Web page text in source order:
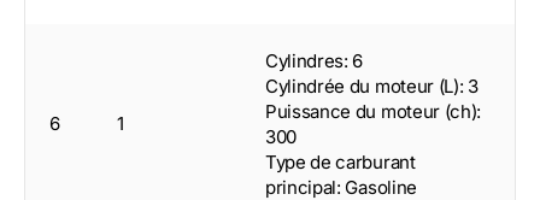
6 1
Cylindres: 6
Cylindrée du moteur (L): 3
Puissance du moteur (ch):
300
Type de carburant
principal: Gasoline